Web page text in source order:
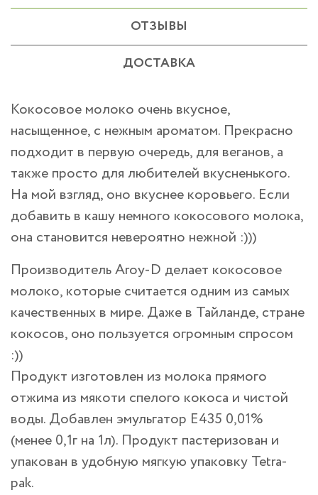
ОТЗЫВЫ
ДОСТАВКА
Кокосовое молоко очень вкусное,
насыщенное, с нежным ароматом. Прекрасно
подходит в первую очередь, для веганов, а
также просто для любителей вкусненького.
На мой взгляд, оно вкуснее коровьего. Если
добавить в кашу немного кокосового молока,
она становится невероятно нежной :)))
Производитель Aroy-D делает кокосовое
молоко, которые считается одним из самых
качественных в мире. Даже в Тайланде, стране
кокосов, оно пользуется огромным спросом
:))
Продукт изготовлен из молока прямого
отжима из мякоти спелого кокоса и чистой
воды. Добавлен эмульгатор Е435 0,01%
(менее 0,1г на 1л). Продукт пастеризован и
упакован в удобную мягкую упаковку Tetra-
pak.